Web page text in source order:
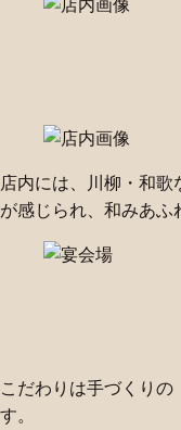
店内には、川柳・和
が感じられ、和みあふ
こだわりは手づくり
す。